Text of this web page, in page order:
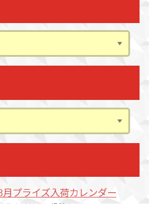
月プライズ入荷カレンダー